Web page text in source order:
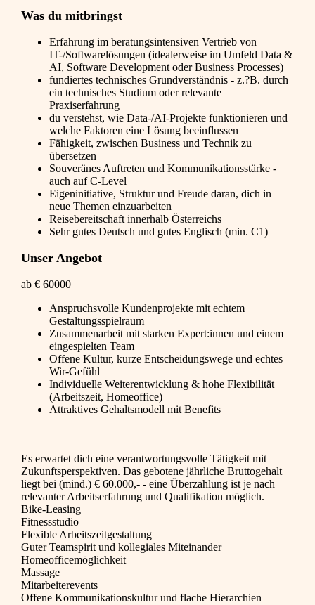
Was du mitbringst
Erfahrung im beratungsintensiven Vertrieb von
IT-/Softwarelösungen (idealerweise im Umfeld Data &
AI, Software Development oder Business Processes)
fundiertes technisches Grundverständnis - z.?B. durch
ein technisches Studium oder relevante
Praxiserfahrung
du verstehst, wie Data-/AI-Projekte funktionieren und
welche Faktoren eine Lösung beeinflussen
Fähigkeit, zwischen Business und Technik zu
übersetzen
Souveränes Auftreten und Kommunikationsstärke -
auch auf C-Level
Eigeninitiative, Struktur und Freude daran, dich in
neue Themen einzuarbeiten
Reisebereitschaft innerhalb Österreichs
Sehr gutes Deutsch und gutes Englisch (min. C1)
Unser Angebot
ab € 60000
Anspruchsvolle Kundenprojekte mit echtem
Gestaltungsspielraum
Zusammenarbeit mit starken Expert:innen und einem
eingespielten Team
Offene Kultur, kurze Entscheidungswege und echtes
Wir-Gefühl
Individuelle Weiterentwicklung & hohe Flexibilität
(Arbeitszeit, Homeoffice)
Attraktives Gehaltsmodell mit Benefits
Es erwartet dich eine verantwortungsvolle Tätigkeit mit
Zukunftsperspektiven. Das gebotene jährliche Bruttogehalt
liegt bei (mind.) € 60.000,- - eine Überzahlung ist je nach
relevanter Arbeitserfahrung und Qualifikation möglich.
Bike-Leasing
Fitnessstudio
Flexible Arbeitszeitgestaltung
Guter Teamspirit und kollegiales Miteinander
Homeofficemöglichkeit
Massage
Mitarbeiterevents
Offene Kommunikationskultur und flache Hierarchien